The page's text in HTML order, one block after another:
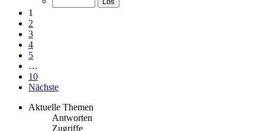
1
2
3
4
5
…
10
Nächste
Aktuelle Themen
Antworten
Zugriffe